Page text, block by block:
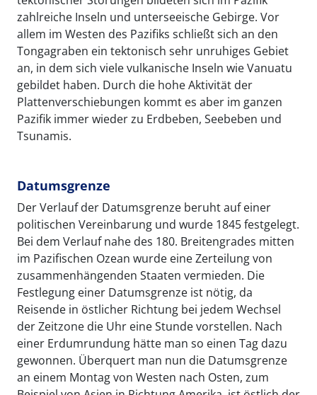
zahlreiche Inseln und unterseeische Gebirge. Vor
allem im Westen des Pazifiks schließt sich an den
Tongagraben ein tektonisch sehr unruhiges Gebiet
an, in dem sich viele vulkanische Inseln wie Vanuatu
gebildet haben. Durch die hohe Aktivität der
Plattenverschiebungen kommt es aber im ganzen
Pazifik immer wieder zu Erdbeben, Seebeben und
Tsunamis.
Datumsgrenze
Der Verlauf der Datumsgrenze beruht auf einer
politischen Vereinbarung und wurde 1845 festgelegt.
Bei dem Verlauf nahe des 180. Breitengrades mitten
im Pazifischen Ozean wurde eine Zerteilung von
zusammenhängenden Staaten vermieden. Die
Festlegung einer Datumsgrenze ist nötig, da
Reisende in östlicher Richtung bei jedem Wechsel
der Zeitzone die Uhr eine Stunde vorstellen. Nach
einer Erdumrundung hätte man so einen Tag dazu
gewonnen. Überquert man nun die Datumsgrenze
an einem Montag von Westen nach Osten, zum